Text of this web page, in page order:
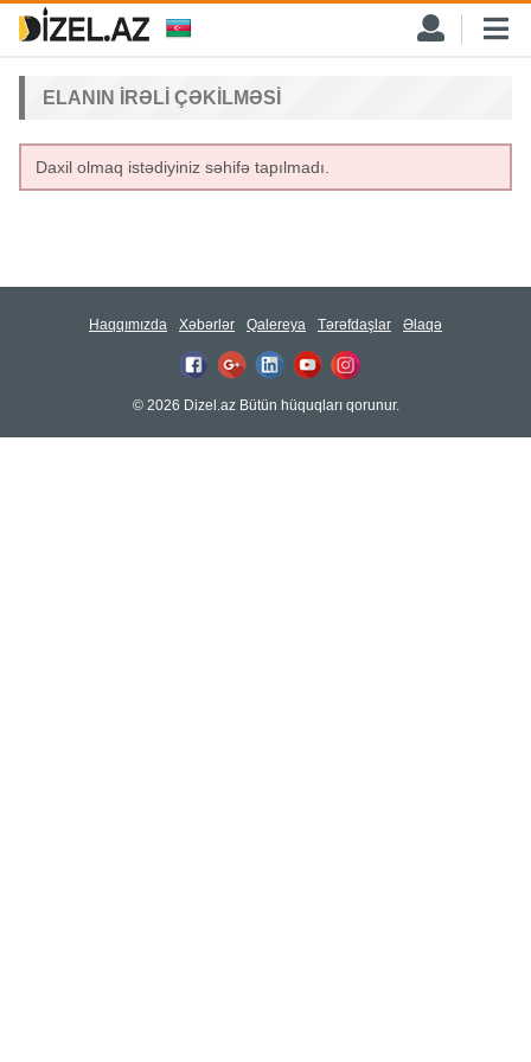
ELANIN IRƏLI ÇƏKILMƏSI
Daxil olmaq istədiyiniz səhifə tapılmadı.
Haqqımızda Xəbərlər Qalereya Tərəfdaşlar Əlaqə
© 2026 Dizel.az Bütün hüquqları qorunur.